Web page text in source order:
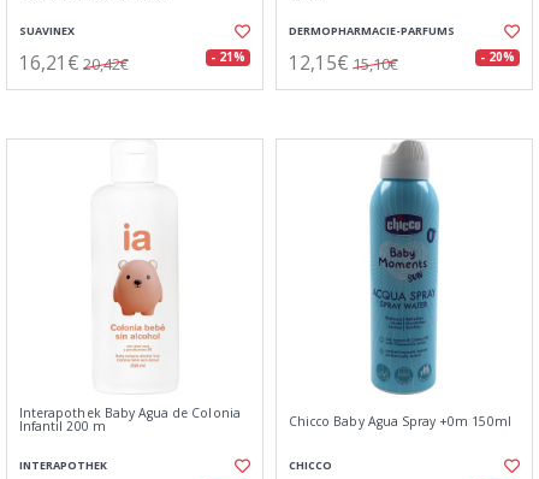
SUAVINEX
16,21€ 20,42€ - 21%
DERMOPHARMACIE-PARFUMS
12,15€ 15,10€ - 20%
Interapothek Baby Agua de Colonia
Infantil 200 m
INTERAPOTHEK
Chicco Baby Agua Spray +0m 150ml
CHICCO